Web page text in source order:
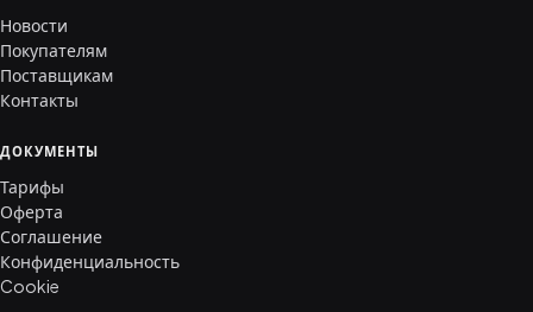
Новости
Покупателям
Поставщикам
Контакты
ДОКУМЕНТЫ
Тарифы
Оферта
Соглашение
Конфиденциальность
Cookie